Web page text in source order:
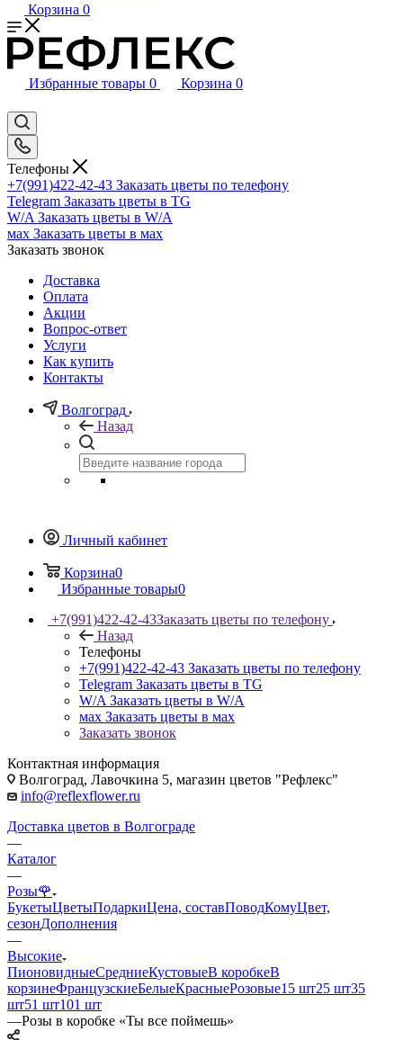
Корзина 0
Избранные товары 0 Корзина 0
Телефоны
+7(991)422-42-43 Заказать цветы по телефону
Telegram Заказать цветы в TG
W/A Заказать цветы в W/A
мах Заказать цветы в мах
Заказать звонок
Доставка
Оплата
Акции
Вопрос-ответ
Услуги
Как купить
Контакты
Волгоград
Назад
Личный кабинет
Корзина0
Избранные товары0
+7(991)422-42-43Заказать цветы по телефону
Назад
Телефоны
+7(991)422-42-43 Заказать цветы по телефону
Telegram Заказать цветы в TG
W/A Заказать цветы в W/A
мах Заказать цветы в мах
Заказать звонок
Контактная информация
Волгоград, Лавочкина 5, магазин цветов "Рефлекс"
info@reflexflower.ru
Доставка цветов в Волгограде
—
Каталог
—
Розы🌹
БукетыЦветыПодаркиЦена, составПоводКомуЦвет,
сезонДополнения
—
Высокие
ПионовидныеСредниеКустовыеВ коробкеВ
корзинеФранцузскиеБелыеКрасныеРозовые15 шт25 шт35
шт51 шт101 шт
—Розы в коробке «Ты все поймешь»